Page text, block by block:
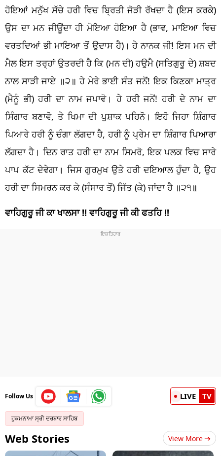
ਹੋਇਆਂ ਮਨੁੱਖ ਸੱਚੇ ਹਰੀ ਵਿਚ ਬ੍ਰਿਤੀ ਜੋੜੀ ਰੱਖਦਾ ਹੈ (ਇਸ ਕਰਕੇ)
ਉਸ ਦਾ ਮਨ ਜੀਊਂਦਾ ਹੀ ਮੋਇਆ ਹੋਇਆ ਹੈ (ਭਾਵ, ਮਾਇਆ ਵਿਚ
ਵਰਤਦਿਆਂ ਭੀ ਮਾਇਆ ਤੋਂ ਉਦਾਸ ਹੈ)। ਹੇ ਨਾਨਕ ਜੀ! ਇਸ ਮਨ ਦੀ
ਮੈਲ ਇਸ ਤਰ੍ਹਾਂ ਉਤਰਦੀ ਹੈ ਕਿ (ਮਨ ਦੀ) ਹਉਮੈ (ਸਤਿਗੁਰੂ ਦੇ) ਸ਼ਬਦ
ਨਾਲ ਸਾੜੀ ਜਾਏ ॥੨॥ ਹੇ ਮੇਰੇ ਭਾਈ ਸੰਤ ਜਨੋਂ! ਇਕ ਕਿਣਕਾ ਮਾਤ੍ਰ
(ਮੈਨੂੰ ਭੀ) ਹਰੀ ਦਾ ਨਾਮ ਜਪਾਵੋ। ਹੇ ਹਰੀ ਜਨੋਂ! ਹਰੀ ਦੇ ਨਾਮ ਦਾ
ਸਿੰਗਾਰ ਬਣਾਵੋ, ਤੇ ਖਿਮਾ ਦੀ ਪੁਸ਼ਾਕ ਪਹਿਨੋ। ਇਹੋ ਜਿਹਾ ਸ਼ਿੰਗਾਰ
ਪਿਆਰੇ ਹਰੀ ਨੂੰ ਚੰਗਾ ਲੱਗਦਾ ਹੈ, ਹਰੀ ਨੂੰ ਪ੍ਰੇਮ ਦਾ ਸ਼ਿੰਗਾਰ ਪਿਆਰਾ
ਲੱਗਦਾ ਹੈ। ਦਿਨ ਰਾਤ ਹਰੀ ਦਾ ਨਾਮ ਸਿਮਰੋ, ਇਕ ਪਲਕ ਵਿਚ ਸਾਰੇ
ਪਾਪ ਕੱਟ ਦੇਵੇਗਾ। ਜਿਸ ਗੁਰਮੁਖ ਉਤੇ ਹਰੀ ਦਇਆਲ ਹੁੰਦਾ ਹੈ, ਉਹ
ਹਰੀ ਦਾ ਸਿਮਰਨ ਕਰ ਕੇ (ਸੰਸਾਰ ਤੋਂ) ਜਿੱਤ (ਕੇ) ਜਾਂਦਾ ਹੈ ॥੨੧॥
ਵਾਹਿਗੁਰੂ ਜੀ ਕਾ ਖਾਲਸਾ !! ਵਾਹਿਗੁਰੂ ਜੀ ਕੀ ਫਤਹਿ !!
Follow Us LIVE TV
ਹੁਕਮਨਾਮਾ ਸ੍ਰੀ ਦਰਬਾਰ ਸਾਹਿਬ
Web Stories View More